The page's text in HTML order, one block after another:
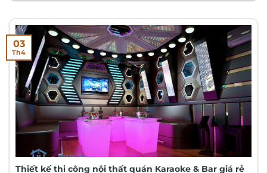
Thiết kế thi công nội thất quán Karaoke & Bar giá rẻ
03
Th4